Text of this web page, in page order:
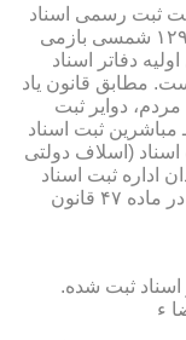
ثبت رسمی اسناد
مراجعان، به قانون ثبت اسناد مصوب سال ۱۲۹۰ شمسی بازمی
دفاتر اسناد
مطابق قانون یاد
دوایر ثبت
به عنوان نهادی دولتی، از دو قسمت ۱ ـ مباشرین ثبت اسناد
(اسلاف دولتی
اداره ثبت اسناد
واملاك محسوب می گردیدند كه وظایف آنان در ماده ۴۷ قانون
ثبت شده.
ء